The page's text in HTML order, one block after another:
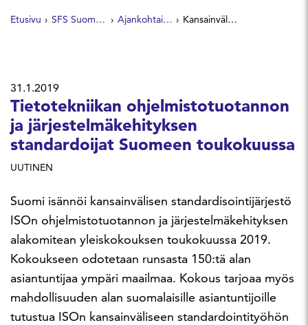
Etusivu SFS Suomen Standardit Ajankohtaista Kansainvälinen merkki varoittaa katolta putoavasta lumesta
31.1.2019
Tietotekniikan ohjelmistotuotannon
ja järjestelmäkehityksen
standardoijat Suomeen toukokuussa
UUTINEN
Suomi isännöi kansainvälisen standardisointijärjestö
ISOn ohjelmistotuotannon ja järjestelmäkehityksen
alakomitean yleiskokouksen toukokuussa 2019.
Kokoukseen odotetaan runsasta 150:tä alan
asiantuntijaa ympäri maailmaa. Kokous tarjoaa myös
mahdollisuuden alan suomalaisille asiantuntijoille
tutustua ISOn kansainväliseen standardointityöhön